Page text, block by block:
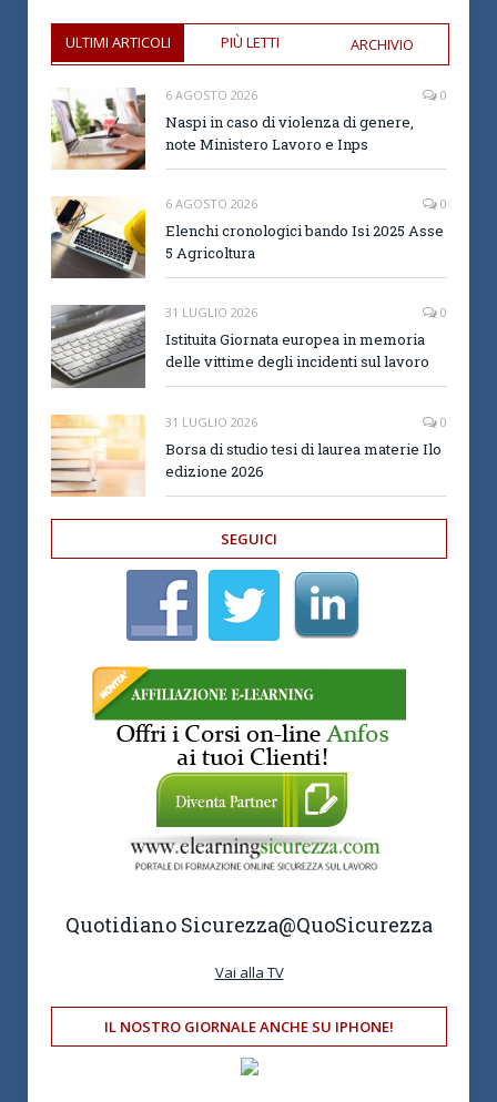
ULTIMI ARTICOLI PIÙ LETTI ARCHIVIO
6 AGOSTO 2026 0
Naspi in caso di violenza di genere,
note Ministero Lavoro e Inps
6 AGOSTO 2026 0
Elenchi cronologici bando Isi 2025 Asse
5 Agricoltura
31 LUGLIO 2026 0
Istituita Giornata europea in memoria
delle vittime degli incidenti sul lavoro
31 LUGLIO 2026 0
Borsa di studio tesi di laurea materie Ilo
edizione 2026
SEGUICI
Quotidiano Sicurezza@QuoSicurezza
Vai alla TV
IL NOSTRO GIORNALE ANCHE SU IPHONE!